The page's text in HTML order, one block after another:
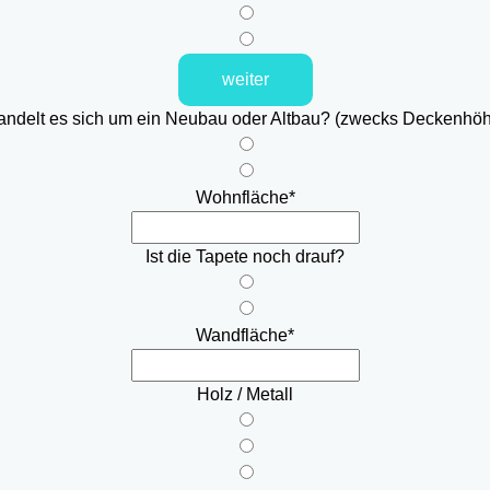
weiter
es sich um ein Neubau oder Altbau? (zwecks
Wohnfläche*
Ist die Tapete noch drauf?
Wandfläche*
Holz / Metall